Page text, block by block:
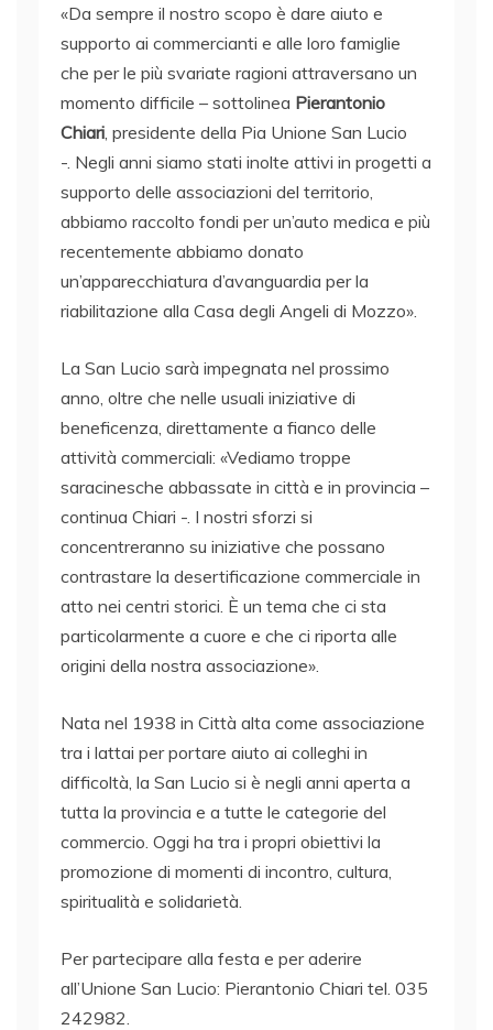
«Da sempre il nostro scopo è dare aiuto e
supporto ai commercianti e alle loro famiglie
che per le più svariate ragioni attraversano un
momento difficile – sottolinea Pierantonio
Chiari , presidente della Pia Unione San Lucio
-. Negli anni siamo stati inolte attivi in progetti a
supporto delle associazioni del territorio,
abbiamo raccolto fondi per un’auto medica e più
recentemente abbiamo donato
un’apparecchiatura d’avanguardia per la
riabilitazione alla Casa degli Angeli di Mozzo».
La San Lucio sarà impegnata nel prossimo
anno, oltre che nelle usuali iniziative di
beneficenza, direttamente a fianco delle
attività commerciali: «Vediamo troppe
saracinesche abbassate in città e in provincia –
continua Chiari -. I nostri sforzi si
concentreranno su iniziative che possano
contrastare la desertificazione commerciale in
atto nei centri storici. È un tema che ci sta
particolarmente a cuore e che ci riporta alle
origini della nostra associazione».
Nata nel 1938 in Città alta come associazione
tra i lattai per portare aiuto ai colleghi in
difficoltà, la San Lucio si è negli anni aperta a
tutta la provincia e a tutte le categorie del
commercio. Oggi ha tra i propri obiettivi la
promozione di momenti di incontro, cultura,
spiritualità e solidarietà.
Per partecipare alla festa e per aderire
all’Unione San Lucio: Pierantonio Chiari tel. 035
242982.